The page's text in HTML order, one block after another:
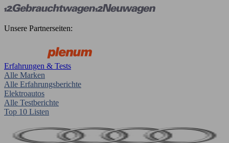
Unsere Partnerseiten:
Erfahrungen & Tests
Alle Marken
Alle Erfahrungsberichte
Elektroautos
Alle Testberichte
Top 10 Listen